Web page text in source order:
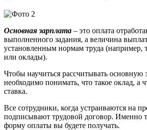
Основная зарплата – это оплата
выполненного задания, а величина выплат
установленным нормам труда (например,
или оклады).
Чтобы научиться рассчитывать основную
необходимо понимать, что такое оклад, а
ставка.
Все сотрудники, когда устраиваются на
подписывают трудовой договор. Именно
форму оплаты вы будете получать.